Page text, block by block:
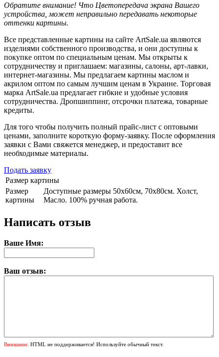
Обратите внимание! Что Цветопередача экрана Вашего
устройства, может неправильно передавать некоторые
оттенки картины.
Все представленные картины на сайте ArtSale.ua являются
изделиями собственного производства, и они доступны к
покупке оптом по специальным ценам. Мы открыты к
сотрудничеству и приглашаем: магазины, салоны, арт-лавки,
интернет-магазины. Мы предлагаем картины маслом и
акрилом оптом по самым лучшим ценам в Украине. Торговая
марка ArtSale.ua предлагает гибкие и удобные условия
сотрудничества. Дропшиппинг, отсрочки платежа, товарные
кредиты.
Для того чтобы получить полный прайс-лист с оптовыми
ценами, заполните короткую форму-заявку. После оформления
заявки с Вами свяжется менеджер, и предоставит все
необходимые материалы.
Подать заявку
Размер картины
Размер
картины
Доступные размеры 50х60см, 70х80см. Холст,
Масло. 100% ручная работа.
Написать отзыв
Ваше Имя:
Ваш отзыв:
Внимание: HTML не поддерживается! Используйте обычный текст.